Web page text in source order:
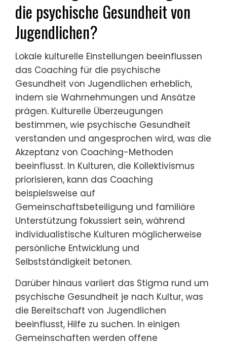
die psychische Gesundheit von
Jugendlichen?
Lokale kulturelle Einstellungen beeinflussen
das Coaching für die psychische
Gesundheit von Jugendlichen erheblich,
indem sie Wahrnehmungen und Ansätze
prägen. Kulturelle Überzeugungen
bestimmen, wie psychische Gesundheit
verstanden und angesprochen wird, was die
Akzeptanz von Coaching-Methoden
beeinflusst. In Kulturen, die Kollektivismus
priorisieren, kann das Coaching
beispielsweise auf
Gemeinschaftsbeteiligung und familiäre
Unterstützung fokussiert sein, während
individualistische Kulturen möglicherweise
persönliche Entwicklung und
Selbstständigkeit betonen.
Darüber hinaus variiert das Stigma rund um
psychische Gesundheit je nach Kultur, was
die Bereitschaft von Jugendlichen
beeinflusst, Hilfe zu suchen. In einigen
Gemeinschaften werden offene